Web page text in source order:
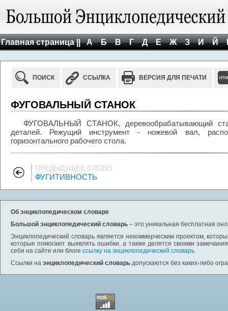
Главная страница || А Б В Г Д Е Ж З И Й
ПОИСК ССЫЛКА ВЕРСИЯ ДЛЯ ПЕЧАТИ
ФУГОВАЛЬНЫЙ СТАНОК
ФУГОВАЛЬНЫЙ СТАНОК, деревообрабатывающий
деталей. Режущий инструмент - ножевой вал,
горизонтального рабочего стола.
ПРЕДЫДУЩЕЕ СЛОВО
ФУГИТИВНОСТЬ
Об энциклопедическом словаре
Большой энциклопедический словарь – это уникальная бесплатная
Энциклопедический словарь является некоммерческим проектом,
которые помогают выявлять ошибки, а также делятся своими
себя на сайте или блоге ссылку на энциклопедический словарь.
Ссылки на энциклопедический словарь допускаются без каких-либо